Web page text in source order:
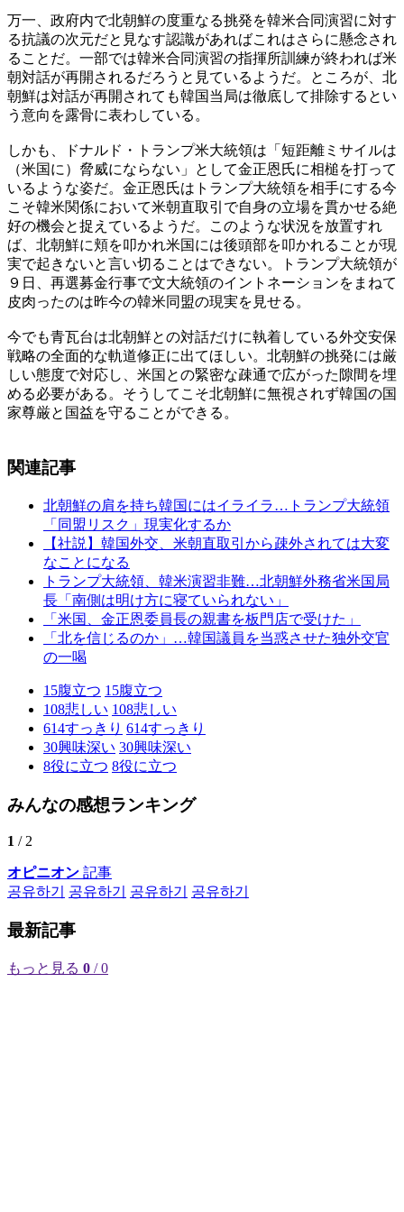
万一、政府内で北朝鮮の度重なる挑発を韓米合同演習に対す
る抗議の次元だと見なす認識があればこれはさらに懸念され
ることだ。一部では韓米合同演習の指揮所訓練が終われば米
朝対話が再開されるだろうと見ているようだ。ところが、北
朝鮮は対話が再開されても韓国当局は徹底して排除するとい
う意向を露骨に表わしている。
しかも、ドナルド・トランプ米大統領は「短距離ミサイルは
（米国に）脅威にならない」として金正恩氏に相槌を打って
いるような姿だ。金正恩氏はトランプ大統領を相手にする今
こそ韓米関係において米朝直取引で自身の立場を貫かせる絶
好の機会と捉えているようだ。このような状況を放置すれ
ば、北朝鮮に頬を叩かれ米国には後頭部を叩かれることが現
実で起きないと言い切ることはできない。トランプ大統領が
９日、再選募金行事で文大統領のイントネーションをまねて
皮肉ったのは昨今の韓米同盟の現実を見せる。
今でも青瓦台は北朝鮮との対話だけに執着している外交安保
戦略の全面的な軌道修正に出てほしい。北朝鮮の挑発には厳
しい態度で対応し、米国との緊密な疎通で広がった隙間を埋
める必要がある。そうしてこそ北朝鮮に無視されず韓国の国
家尊厳と国益を守ることができる。
関連記事
北朝鮮の肩を持ち韓国にはイライラ…トランプ大統領
「同盟リスク」現実化するか
【社説】韓国外交、米朝直取引から疎外されては大変
なことになる
トランプ大統領、韓米演習非難…北朝鮮外務省米国局
長「南側は明け方に寝ていられない」
「米国、金正恩委員長の親書を板門店で受けた」
「北を信じるのか」…韓国議員を当惑させた独外交官
の一喝
15腹立つ 15腹立つ
108悲しい 108悲しい
614すっきり 614すっきり
30興味深い 30興味深い
8役に立つ 8役に立つ
みんなの感想ランキング
1 / 2
オピニオン 記事
공유하기
공유하기 공유하기 공유하기
最新記事
もっと見る 0 / 0